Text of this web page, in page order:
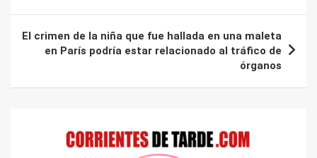
entradas
El crimen de la niña que fue hallada en una maleta
en París podría estar relacionado al tráfico de
órganos